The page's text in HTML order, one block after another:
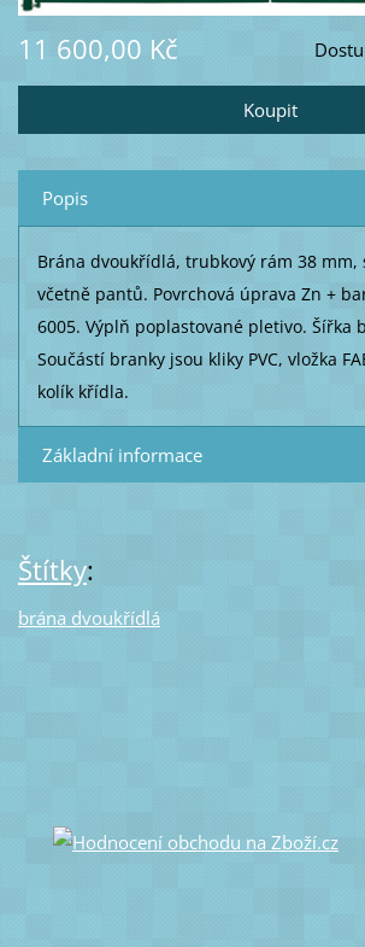
11 600,00 Kč
Popis
Brána dvoukřídlá, trubkový rám 38 mm,
včetně pantů. Povrchová úprava Zn +
6005. Výplň poplastované pletivo. Šířka
Součástí branky jsou kliky PVC, vložka
kolík křídla.
Základní informace
Štítky:
brána dvoukřídlá